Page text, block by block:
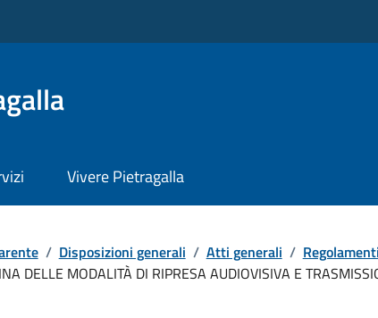
Vivere Pietragalla
/ Disposizioni generali / Atti generali / Regolamenti
DELLE MODALITÀ DI RIPRESA AUDIOVISIVA E